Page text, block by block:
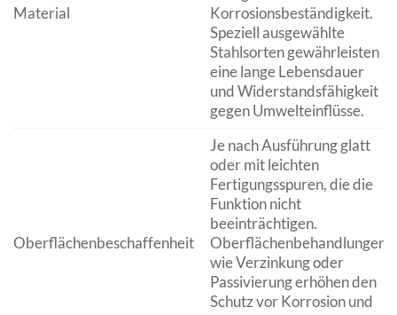
Material
Korrosionsbeständigkeit.
Speziell ausgewählte
Stahlsorten gewährleisten
eine lange Lebensdauer
und Widerstandsfähigkeit
gegen Umwelteinflüsse.
Oberflächenbeschaffenheit
Je nach Ausführung glatt
oder mit leichten
Fertigungsspuren, die die
Funktion nicht
beeinträchtigen.
Oberflächenbehandlungen
wie Verzinkung oder
Passivierung erhöhen den
Schutz vor Korrosion und